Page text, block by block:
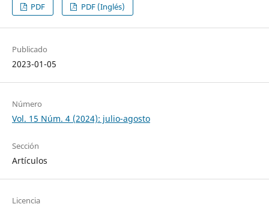
PDF PDF (Inglés)
Publicado
2023-01-05
Número
Vol. 15 Núm. 4 (2024): julio-agosto
Sección
Artículos
Licencia